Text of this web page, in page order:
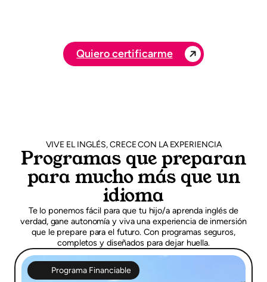
Quiero certificarme
VIVE EL INGLÉS, CRECE CON LA EXPERIENCIA
Programas que preparan
para mucho más que un
idioma
Te lo ponemos fácil para que tu hijo/a aprenda inglés de
verdad, gane autonomía y viva una experiencia de inmersión
que le prepare para el futuro. Con programas seguros,
completos y diseñados para dejar huella.
Programa Financiable